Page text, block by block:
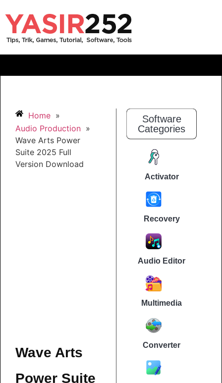
Home »
Audio Production »
Wave Arts Power
Suite 2025 Full
Version Download
Wave Arts
Power Suite
Software
Categories
Activator
Recovery
Audio Editor
Multimedia
Converter